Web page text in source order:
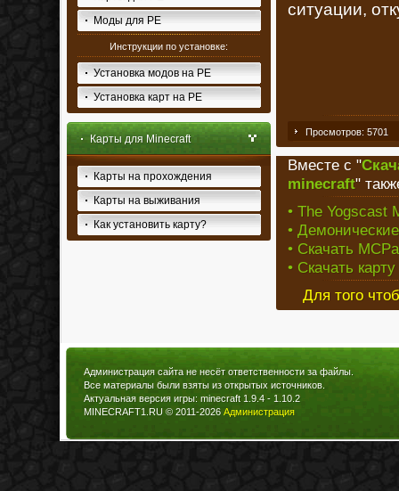
Моды для PE
Инструкции по установке:
Установка модов на PE
Установка карт на PE
Карты для Minecraft
Карты на прохождения
Карты на выживания
Как установить карту?
ситуации,
Просмотров: 5701
Вместе с "
minecraft"
• The Yogscast
•
• Скачать
• Скачать
Для того
Администрация сайта не несёт ответственности за файлы.
Все материалы были взяты из открытых источников.
Актуальная версия игры: minecraft 1.9.4 - 1.10.2
MINECRAFT1.RU © 2011-2026 Администрация